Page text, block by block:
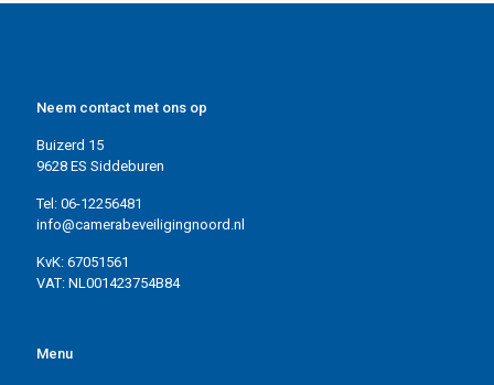
Neem contact met ons op
Buizerd 15
9628 ES Siddeburen
Tel: 06-12256481
info@camerabeveiligingnoord.nl
KvK: 67051561
VAT: NL001423754B84
Menu